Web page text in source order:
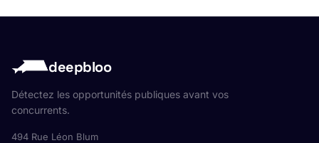
deepbloo
Détectez les opportunités publiques avant vos
concurrents.
494 Rue Léon Blum